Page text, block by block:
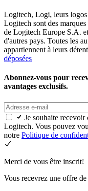
Logitech, Logi, leurs logos
Logitech sont des
de Logitech Europe S.A.
d'autres pays. Toutes les
appartiennent à leurs
déposées
Abonnez-vous pour
avantages exclusifs.
Je souhaite recevoir
Logitech. Vous pouvez
notre Politique de
Merci de vous être inscrit!
Vous recevrez une offre